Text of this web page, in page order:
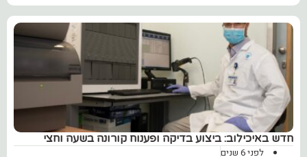
חדש באיכילוב: ביצוע בדיקה ופענוח קורונה בשעה וחצי
לפני 6 שנים